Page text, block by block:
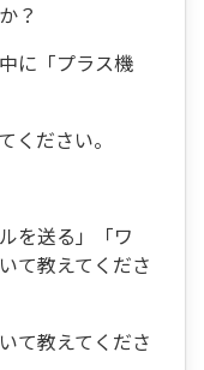
？
に「プラス機
ください。
を送る」「ワ
て教えてくださ
て教えてくださ